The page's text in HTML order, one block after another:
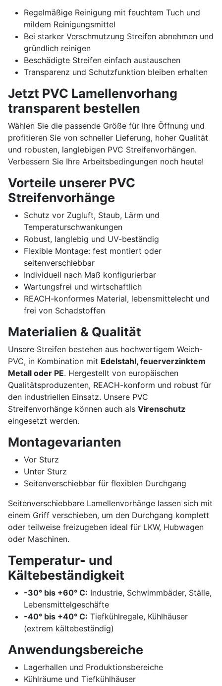
Regelmäßige Reinigung mit feuchtem Tuch und
mildem Reinigungsmittel
Bei starker Verschmutzung Streifen abnehmen und
gründlich reinigen
Beschädigte Streifen einfach austauschen
Transparenz und Schutzfunktion bleiben erhalten
Jetzt PVC Lamellenvorhang
transparent bestellen
Wählen Sie die passende Größe für Ihre Öffnung und
profitieren Sie von schneller Lieferung, hoher Qualität
und robusten, langlebigen PVC Streifenvorhängen.
Verbessern Sie Ihre Arbeitsbedingungen noch heute!
Vorteile unserer PVC
Streifenvorhänge
Schutz vor Zugluft, Staub, Lärm und
Temperaturschwankungen
Robust, langlebig und UV-beständig
Flexible Montage: fest montiert oder
seitenverschiebbar
Individuell nach Maß konfigurierbar
Wartungsfrei und wirtschaftlich
REACH-konformes Material, lebensmittelecht und
frei von Schadstoffen
Materialien & Qualität
Unsere Streifen bestehen aus hochwertigem Weich-
PVC, in Kombination mit Edelstahl, feuerverzinktem
Metall oder PE. Hergestellt von europäischen
Qualitätsproduzenten, REACH-konform und robust für
den industriellen Einsatz. Unsere PVC
Streifenvorhänge können auch als Virenschutz
eingesetzt werden.
Montagevarianten
Vor Sturz
Unter Sturz
Seitenverschiebbar für flexiblen Durchgang
Seitenverschiebbare Lamellenvorhänge lassen sich mit
einem Griff verschieben, um den Durchgang komplett
oder teilweise freizugeben ideal für LKW, Hubwagen
oder Maschinen.
Temperatur- und
Kältebeständigkeit
-30° bis +60° C: Industrie, Schwimmbäder, Ställe,
Lebensmittelgeschäfte
-40° bis +40° C: Tiefkühlregale, Kühlhäuser
(extrem kältebeständig)
Anwendungsbereiche
Lagerhallen und Produktionsbereiche
Kühlräume und Tiefkühlhäuser